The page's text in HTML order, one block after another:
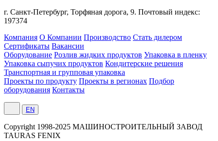
г. Санкт-Петербург, Торфяная дорога, 9. Почтовый индекс:
197374
Компания О Компании Производство Стать дилером
Сертификаты Вакансии
Оборудование Розлив жидких продуктов Упаковка в пленку
Упаковка сыпучих продуктов Кондитерские решения
Транспортная и групповая упаковка
Проекты по продукту Проекты в регионах Подбор
оборудования Контакты
EN
Сopyright 1998-2025 МАШИНОСТРОИТЕЛЬНЫЙ ЗАВОД
TAURAS FENIX